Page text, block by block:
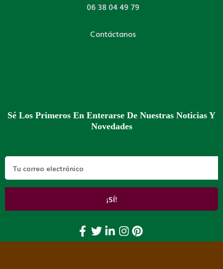
06 38 04 49 79
Contáctanos
Sé Los Primeros En Enterarse De Nuestras Noticias Y
Novedades
Email
¡SÍ!
Facebook CBD Producción
Twitter CBD Producción
LinkedIn Producción de CBD
Producción de CBD en
Pinterest Producción